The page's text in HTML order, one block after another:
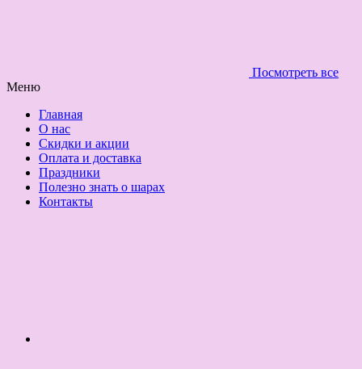
Посмотреть все
Меню
Главная
О нас
Скидки и акции
Оплата и доставка
Праздники
Полезно знать о шарах
Контакты